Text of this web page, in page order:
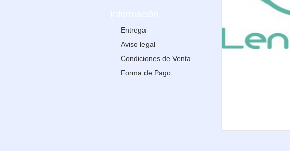
Entrega
Aviso legal
Condiciones de Venta
Forma de Pago